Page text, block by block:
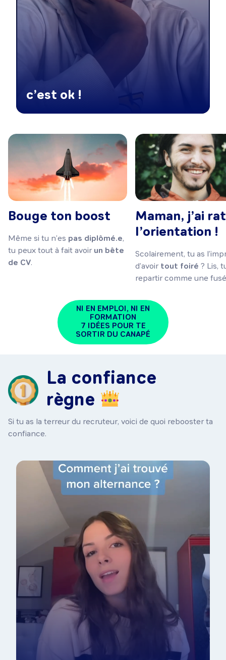
c’est ok !
Bouge ton boost
Même si tu n’es pas diplômé.e,
tu peux tout à fait avoir un bête
de CV.
Maman, j’ai
l’orientation !
Scolairement, tu as
d’avoir tout foiré ? Lis,
repartir comme une
NI EN EMPLOI, NI EN
FORMATION
7 IDÉES POUR TE
SORTIR DU CANAPÉ
La confiance
règne
Si tu as la terreur du recruteur, voici de quoi rebooster ta
confiance.